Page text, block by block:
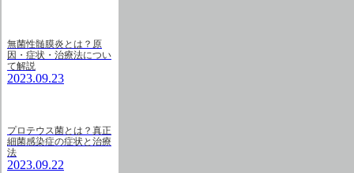
無菌性髄膜炎とは？原
因・症状・治療法につい
て解説
2023.09.23
プロテウス菌とは？真正
細菌感染症の症状と治療
法
2023.09.22